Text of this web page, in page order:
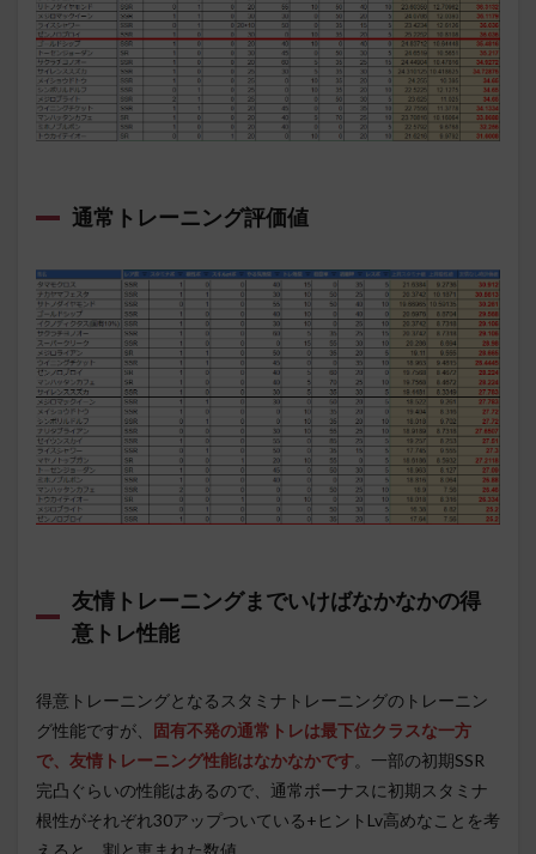
通常トレーニング評価値
友情トレーニングまでいけばなかなかの得
意トレ性能
得意トレーニングとなるスタミナトレーニングのトレーニン
グ性能ですが、 固有不発の通常トレは最下位クラスな一方
で、友情トレーニング性能はなかなかです。一部の初期SSR
完凸ぐらいの性能はあるので、通常ボーナスに初期スタミナ
根性がそれぞれ30アップついている+ヒントLv高めなことを考
えると、割と恵まれた数値。